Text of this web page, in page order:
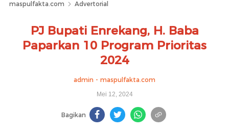
maspulfakta.com Advertorial
PJ Bupati Enrekang, H. Baba
Paparkan 10 Program Prioritas
2024
admin - maspulfakta.com
Mei 12, 2024
Bagikan